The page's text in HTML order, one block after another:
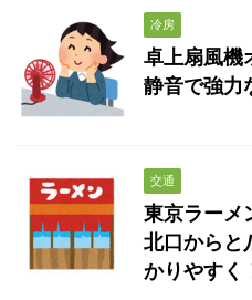
冷房
卓上扇風機
静音で強力
交通
東京ラーメ
北口からと
かりやすく